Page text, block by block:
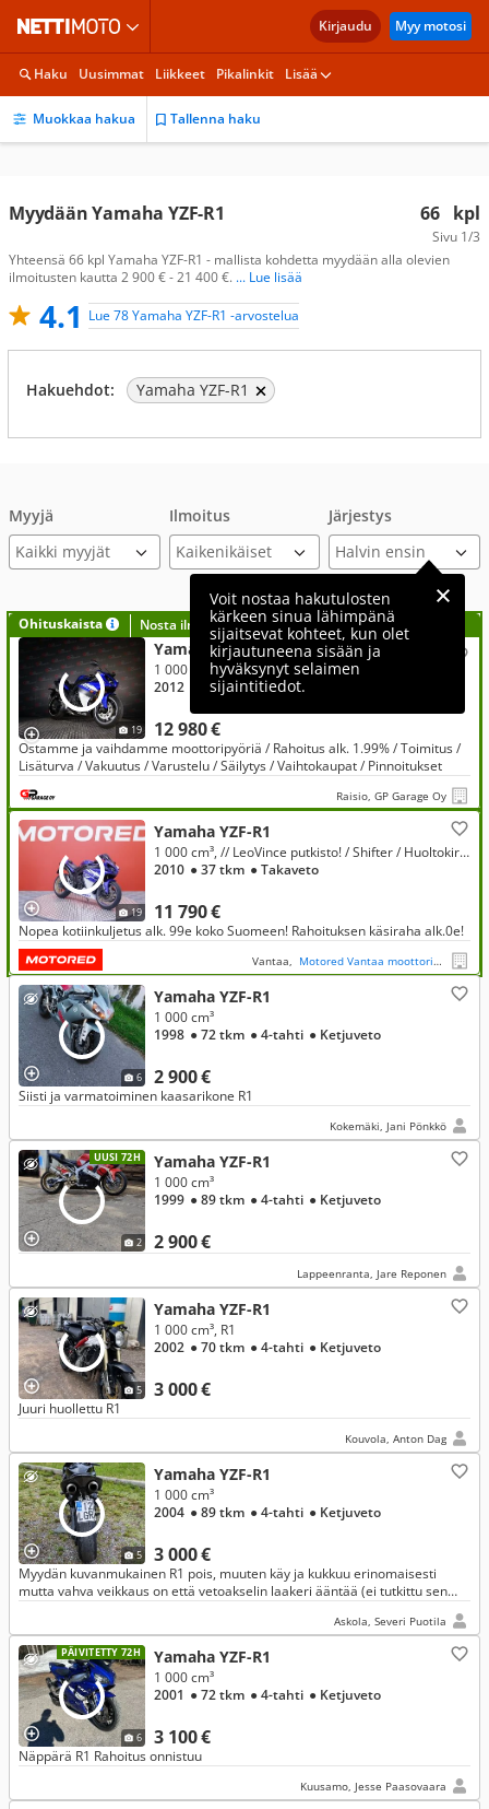
Kirjaudu Myy motosi
Haku Uusimmat Liikkeet Pikalinkit Lisää
Muokkaa hakua Tallenna haku
66 kpl
Sivu 1/3
Myydään Yamaha YZF-R1
Yhteensä 66 kpl Yamaha YZF-R1 - mallista kohdetta myydään alla olevien
ilmoitusten kautta 2 900 € - 21 400 €. ... Lue lisää
4.1 Lue 78 Yamaha YZF-R1 -arvostelua
Hakuehdot: Yamaha YZF-R1
Myyjä
Kaikki myyjät
Ilmoitus Järjestys
Voit nostaa hakutulosten
kärkeen sinua lähimpänä
sijaitsevat kohteet, kun olet
kirjautuneena sisään ja
hyväksynyt selaimen
sijaintitiedot.
Ohituskaista Nosta ilmoituksesi tähän?
19
Yamaha YZF-R1
12 980 €
1 000 cm³
2012
● 7 tkm ● 4-tahti ● Ketjuveto
Ostamme ja vaihdamme moottoripyöriä / Rahoitus alk. 1.99% / Toimitus /
Lisäturva / Vakuutus / Varustelu / Säilytys / Vaihtokaupat / Pinnoitukset
Raisio, GP Garage Oy
19
Yamaha YZF-R1
11 790 €
1 000 cm³, // LeoVince putkisto! / Shifter / Huoltokirja //
2010 ● 37 tkm ● Takaveto
Nopea kotiinkuljetus alk. 99e koko Suomeen! Rahoituksen käsiraha alk.0e!
Vantaa, Motored Vantaa moottoripyörät
6
Yamaha YZF-R1
2 900 €
1 000 cm³
1998 ● 72 tkm ● 4-tahti ● Ketjuveto
Siisti ja varmatoiminen kaasarikone R1
Kokemäki, Jani Pönkkö
UUSI 72H
2
Yamaha YZF-R1
2 900 €
1 000 cm³
1999 ● 89 tkm ● 4-tahti ● Ketjuveto
Lappeenranta, Jare Reponen
5
Yamaha YZF-R1
3 000 €
1 000 cm³, R1
2002 ● 70 tkm ● 4-tahti ● Ketjuveto
Juuri huollettu R1
Kouvola, Anton Dag
5
Yamaha YZF-R1
3 000 €
1 000 cm³
2004 ● 89 tkm ● 4-tahti ● Ketjuveto
Myydän kuvanmukainen R1 pois, muuten käy ja kukkuu erinomaisesti
mutta vahva veikkaus on että vetoakselin laakeri ääntää (ei tutkittu sen
Askola, Severi Puotila
PÄIVITETTY 72H
6
Yamaha YZF-R1
3 100 €
1 000 cm³
2001 ● 72 tkm ● 4-tahti ● Ketjuveto
Näppärä R1 Rahoitus onnistuu
Kuusamo, Jesse Paasovaara